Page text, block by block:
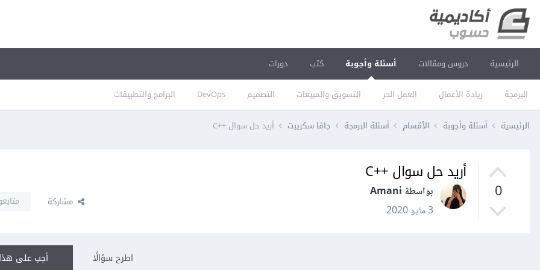
الرئيسية دروس ومقالات أسئلة وأجوبة
البرمجة ريادة الأعمال العمل الحر التسويق والمبيعات التصميم DevOps البرامج والتطبيقات
كتب دورات
الرئيسية أسئلة وأجوبة الأقسام أسئلة البرمجة جافا سكريبت أريد حل سوال ++C
0
أريد حل سوال ++C
بواسطة Amani
3 مايو 2020
مشاركة
أجب على اطرح سؤالًا